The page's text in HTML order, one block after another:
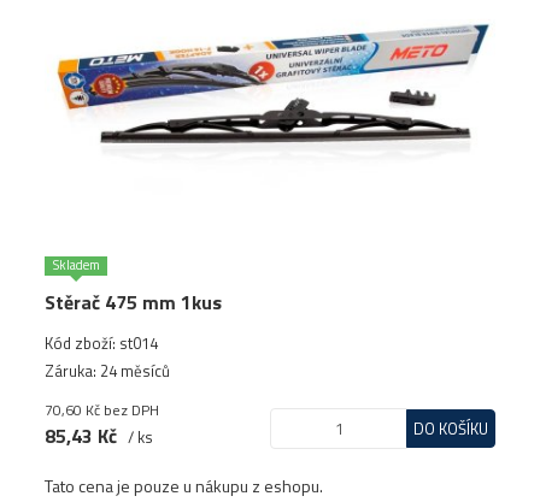
Skladem
Stěrač 475 mm 1kus
Kód zboží: st014
Záruka: 24 měsíců
70,60 Kč bez DPH
85,43 Kč / ks DO KOŠÍKU
Tato cena je pouze u nákupu z eshopu.